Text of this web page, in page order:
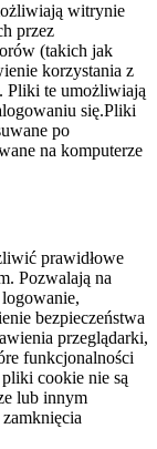
witrynie
przez
(takich jak
korzystania z
Pliki te umożliwiają
się.Pliki
po
na komputerze
prawidłowe
Pozwalają na
bezpieczeństwa
przeglądarki,
funkcjonalności
cookie nie są
lub innym